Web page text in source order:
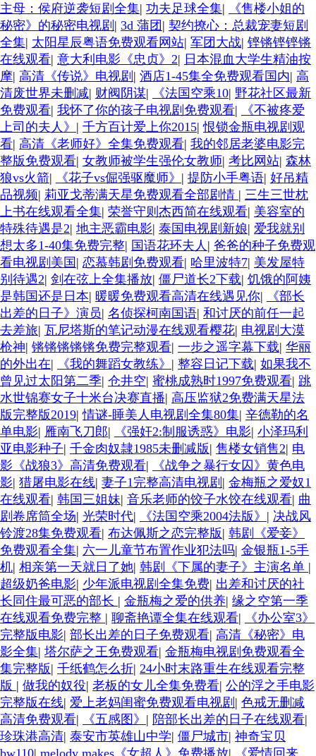
主母：侯府逆袭短剧全集| 功夫足球全集|
《售楼小姐的
秘密》的秘密电视剧 | 3d 蒲团 | 契约撩心：总裁宠妻短剧
全集| 太阳星辰粤语免费观看网站| 军团大战| 铿锵铿铿锵
在线观看| 意大利电影《忠贞》2| 日本混血大学生精油按
摩| 高清《传说》电视剧 | 酒店1-45集全免费观看国内| 高
清废世界未删减| 财阀阴谋| 《法国空乘10| 野花社区最新
免费观看| 我怀了你的孩子电视剧免费观看|
《不被疼爱
上司的夫人》 | 千方百计爱上你2015|恨锁金瓶电视剧观
看| 高清《老师好》全集免费观看| 我的邻居老婆电影完
整版免费观看| 女教师被学生强伦女教师| 考比网站| 森林
狼vs火箭| 《花子vs倔强驱魔师》 | 提防小手粤语| 好吊精
品视频| 莉亚戈蒂满天星免费观看全部剧情 | 三生三世枕
上书在线观看全集| 荣誉守则杰西简在线观看| 美容室的
特殊待遇是2| 地主恶霸电影| 泰国电视剧新娘| 爱我就别
想太多1-40集免费完整| 国语花环夫人 | 爸爸的种子免费观
看电视剧美国 | 恋慕韩剧免费观看| 哈里波特7| 美发屋特
别待遇2| 剑在弦上全集播放| 僵尸道长2下载| 饥饿的阿姨
是韩国还是日本| 暖暖免费观看高清在线遇见你|
《部长
出差的日子》演员| 名侦探柯南国语| 和讨厌的前任一起
去差旅| 瓦尼塔斯的笔记动漫在线观看樱花| 电视剧大漠
枪神| 锵锵锵锵锵免费完整观看| 一步之遥字幕下载| 华丽
的外出在| 《我的舞蹈女教练》 | 整容日记下载| 如果我不
曾见过太阳第二季| 仓井空| 蜜桃成熟时1997免费观看| 跳
水世锦赛女子十米台决赛直播| 高压监狱2免费满天星法
版完整版2019|情谜-睡美人电视剧全集80集| 辛德勒的名
单电影| 雁南飞刀郎| 《强奸2:制服诱惑》电影| 小泽玛利
亚电影种子| 千金肉奴隷1985未删减版| 售楼女销售2| 电
影《战狼3》高清免费观看|
《战争之暴行女囚》黄色电
影| 猎屠电影在线| 妻子1完整高清电视剧 | 金梅瓶之爱奴1
在线观看| 韩国三姐妹| 音乐老师的饺子水饺在线观看| 曲
剧卷席筒全场| 光荣时代| 《法国空乘2004法版》 | 决战风
铃渡28集免费观看| 布达佩斯之恋完整版| 韩剧《爱妾》
免费观看全集| 六一儿童节布置作业犯法吗| 金银瓶1-5手
机| 相亲第一天就日了她| 韩剧《下属的妻子》主演名单 |
超级奶爸电影| 少年派电视剧全集免费| 出差和讨厌的社
长同住最可恶的部长 | 金瓶梅之爱的供养| 缘之空第一季
在线观看免费完整 | 聊斋艳谭全集在线观看|
《办公室3》
完整版电影| 部长出差的日子免费观看| 高清《秘密》电
影全集| 塔尔萨之王免费观看| 金瓶梅电视剧免费观看全
集完整版| 千纸鹤怎么折| 24小时末路重生在线观看完整
版 | 做我的奴役| 老板的女儿全集免费看| 公的浮之手电影
完整版在线| 爱上老妈闺蜜免费观看电视剧 | 色戒无删减
高清免费观看| 《五感图》 | 陪部长出差的日子在线观看|
珍珠港高清| 泰安市英雄山中学| 僵尸城市| 神奇宝贝
bw110| melody makes《女超人》免费播放| 《爱情回来